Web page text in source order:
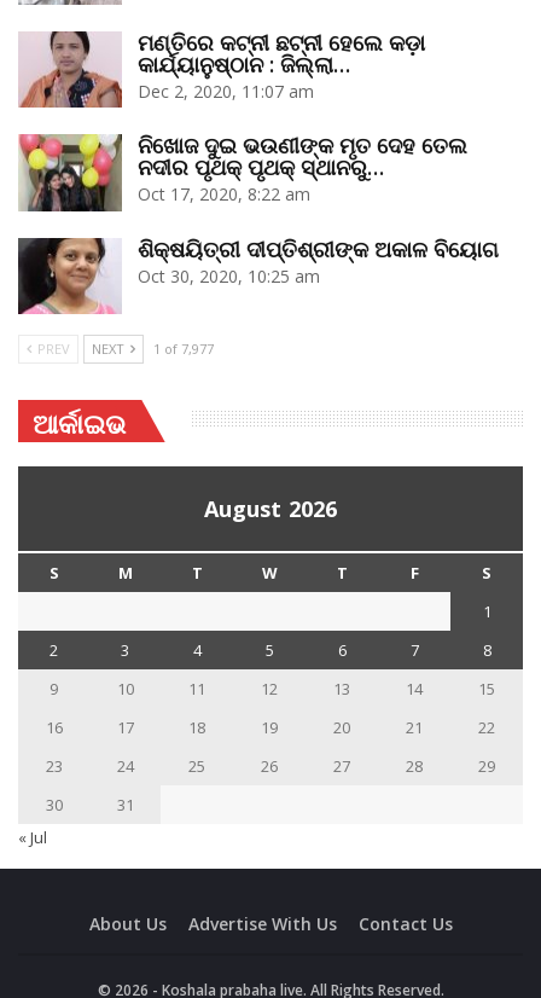
ମଣ୍ତିରେ କଟ୍‌ନୀ ଛଟ୍‌ନୀ ହେଲେ କଡ଼ା
କାର୍ଯ୍ୟାନୁଷ୍ଠାନ : ଜିଲ୍ଲା…
Dec 2, 2020, 11:07 am
ନିଖୋଜ ଦୁଇ ଭଉଣୀଙ୍କ ମୃତ ଦେହ ତେଲ
ନଦୀର ପୃଥକ୍‌ ପୃଥକ୍‌ ସ୍ଥାନରୁ…
Oct 17, 2020, 8:22 am
ଶିକ୍ଷୟିତ୍ରୀ ଦୀପ୍ତିଶ୍ରୀଙ୍କ ଅକାଳ ବିୟୋଗ
Oct 30, 2020, 10:25 am
PREV NEXT 1 of 7,977
ଆର୍କାଇଭ
August 2026
S M T W T F
S
1
2
3 4 5 6 7
8
9
10 11 12 13 14
15
16
17 18 19 20 21
22
23
24 25 26 27 28
29
30
31
« Jul
About Us Advertise With Us Contact Us
© 2026 - Koshala prabaha live. All Rights Reserved.